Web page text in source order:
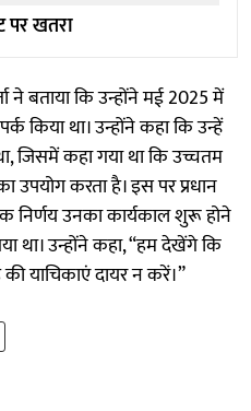
पर खतरा
बताया कि उन्होंने मई 2025 में
किया था। उन्होंने कहा कि उन्हें
जिसमें कहा गया था कि उच्चतम
उपयोग करता है। इस पर प्रधान
निर्णय उनका कार्यकाल शुरू होने
था। उन्होंने कहा, “हम देखेंगे कि
याचिकाएं दायर न करें।”